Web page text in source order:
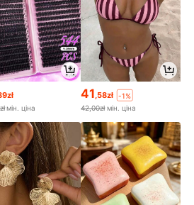
мін. ціна
41 ,58zł
-1%
42,00zł мін. ціна